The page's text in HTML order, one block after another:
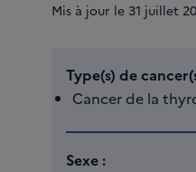
Mis à jour le 31 juillet
Type(s) de
Cancer de la
Sexe :